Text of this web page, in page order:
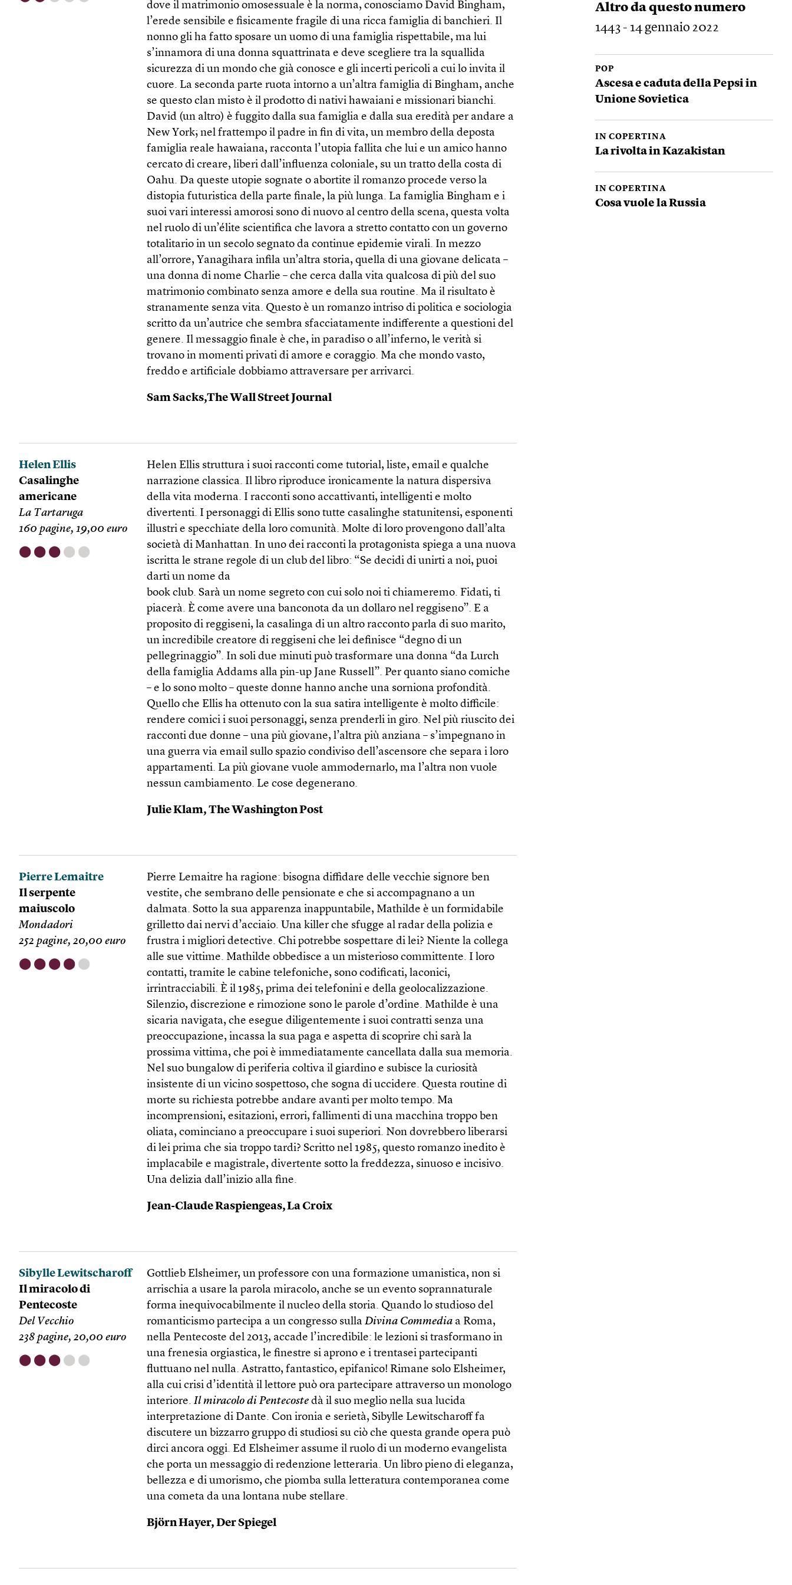
dove il matrimonio omosessuale è la norma, conosciamo David Bingham,
l’erede sensibile e fisicamente fragile di una ricca famiglia di banchieri. Il
nonno gli ha fatto sposare un uomo di una famiglia rispettabile, ma lui
s’innamora di una donna squattrinata e deve scegliere tra la squallida
sicurezza di un mondo che già conosce e gli incerti pericoli a cui lo invita il
cuore. La seconda parte ruota intorno a un’altra famiglia di Bingham, anche
se questo clan misto è il prodotto di nativi hawaiani e missionari bianchi.
David (un altro) è fuggito dalla sua famiglia e dalla sua eredità per andare a
New York; nel frattempo il padre in fin di vita, un membro della deposta
famiglia reale hawaiana, racconta l’utopia fallita che lui e un amico hanno
cercato di creare, liberi dall’influenza coloniale, su un tratto della costa di
Oahu. Da queste utopie sognate o abortite il romanzo procede verso la
distopia futuristica della parte finale, la più lunga. La famiglia Bingham e i
suoi vari interessi amorosi sono di nuovo al centro della scena, questa volta
nel ruolo di un’élite scientifica che lavora a stretto contatto con un governo
totalitario in un secolo segnato da continue epidemie virali. In mezzo
all’orrore, Yanagihara infila un’altra storia, quella di una giovane delicata –
una donna di nome Charlie – che cerca dalla vita qualcosa di più del suo
matrimonio combinato senza amore e della sua routine. Ma il risultato è
stranamente senza vita. Questo è un romanzo intriso di politica e sociologia
scritto da un’autrice che sembra sfacciatamente indifferente a questioni del
genere. Il messaggio finale è che, in paradiso o all’inferno, le verità si
trovano in momenti privati di amore e coraggio. Ma che mondo vasto,
freddo e artificiale dobbiamo attraversare per arrivarci.
Sam Sacks,The Wall Street Journal
Helen Ellis
Casalinghe
americane
La Tartaruga
160 pagine, 19,00 euro
⬤ ⬤ ⬤ ⬤ ⬤
Helen Ellis struttura i suoi racconti come tutorial, liste, email e qualche
narrazione classica. Il libro riproduce ironicamente la natura dispersiva
della vita moderna. I racconti sono accattivanti, intelligenti e molto
divertenti. I personaggi di Ellis sono tutte casalinghe statunitensi, esponenti
illustri e specchiate della loro comunità. Molte di loro provengono dall’alta
società di Manhattan. In uno dei racconti la protagonista spiega a una nuova
iscritta le strane regole di un club del libro: “Se decidi di unirti a noi, puoi
darti un nome da
book club. Sarà un nome segreto con cui solo noi ti chiameremo. Fidati, ti
piacerà. È come avere una banconota da un dollaro nel reggiseno”. E a
proposito di reggiseni, la casalinga di un altro racconto parla di suo marito,
un incredibile creatore di reggiseni che lei definisce “degno di un
pellegrinaggio”. In soli due minuti può trasformare una donna “da Lurch
della famiglia Addams alla pin-up Jane Russell”. Per quanto siano comiche
– e lo sono molto – queste donne hanno anche una sorniona profondità.
Quello che Ellis ha ottenuto con la sua satira intelligente è molto difficile:
rendere comici i suoi personaggi, senza prenderli in giro. Nel più riuscito dei
racconti due donne – una più giovane, l’altra più anziana – s’impegnano in
una guerra via email sullo spazio condiviso dell’ascensore che separa i loro
appartamenti. La più giovane vuole ammodernarlo, ma l’altra non vuole
nessun cambiamento. Le cose degenerano.
Julie Klam, The Washington Post
Pierre Lemaitre
Il serpente
maiuscolo
Mondadori
252 pagine, 20,00 euro
⬤ ⬤ ⬤ ⬤ ⬤
Pierre Lemaitre ha ragione: bisogna diffidare delle vecchie signore ben
vestite, che sembrano delle pensionate e che si accompagnano a un
dalmata. Sotto la sua apparenza inappuntabile, Mathilde è un formidabile
grilletto dai nervi d’acciaio. Una killer che sfugge al radar della polizia e
frustra i migliori detective. Chi potrebbe sospettare di lei? Niente la collega
alle sue vittime. Mathilde obbedisce a un misterioso committente. I loro
contatti, tramite le cabine telefoniche, sono codificati, laconici,
irrintracciabili. È il 1985, prima dei telefonini e della geolocalizzazione.
Silenzio, discrezione e rimozione sono le parole d’ordine. Mathilde è una
sicaria navigata, che esegue diligentemente i suoi contratti senza una
preoccupazione, incassa la sua paga e aspetta di scoprire chi sarà la
prossima vittima, che poi è immediatamente cancellata dalla sua memoria.
Nel suo bungalow di periferia coltiva il giardino e subisce la curiosità
insistente di un vicino sospettoso, che sogna di uccidere. Questa routine di
morte su richiesta potrebbe andare avanti per molto tempo. Ma
incomprensioni, esitazioni, errori, fallimenti di una macchina troppo ben
oliata, cominciano a preoccupare i suoi superiori. Non dovrebbero liberarsi
di lei prima che sia troppo tardi? Scritto nel 1985, questo romanzo inedito è
implacabile e magistrale, divertente sotto la freddezza, sinuoso e incisivo.
Una delizia dall’inizio alla fine.
Jean-Claude Raspiengeas, La Croix
Sibylle Lewitscharoff
Il miracolo di
Pentecoste
Del Vecchio
238 pagine, 20,00 euro
⬤ ⬤ ⬤ ⬤ ⬤
Gottlieb Elsheimer, un professore con una formazione umanistica, non si
arrischia a usare la parola miracolo, anche se un evento soprannaturale
forma inequivocabilmente il nucleo della storia. Quando lo studioso del
romanticismo partecipa a un congresso sullaDivina Commedia a Roma,
nella Pentecoste del 2013, accade l’incredibile: le lezioni si trasformano in
una frenesia orgiastica, le finestre si aprono e i trentasei partecipanti
fluttuano nel nulla. Astratto, fantastico, epifanico! Rimane solo Elsheimer,
alla cui crisi d’identità il lettore può ora partecipare attraverso un monologo
interiore.Il miracolo di Pentecoste dà il suo meglio nella sua lucida
interpretazione di Dante. Con ironia e serietà, Sibylle Lewitscharoff fa
discutere un bizzarro gruppo di studiosi su ciò che questa grande opera può
dirci ancora oggi. Ed Elsheimer assume il ruolo di un moderno evangelista
che porta un messaggio di redenzione letteraria. Un libro pieno di eleganza,
bellezza e di umorismo, che piomba sulla letteratura contemporanea come
una cometa da una lontana nube stellare.
Björn Hayer, Der Spiegel
Altro da questo numero
1443 - 14 gennaio 2022
POP
Ascesa e caduta della Pepsi in
Unione Sovietica
IN COPERTINA
La rivolta in Kazakistan
IN COPERTINA
Cosa vuole la Russia